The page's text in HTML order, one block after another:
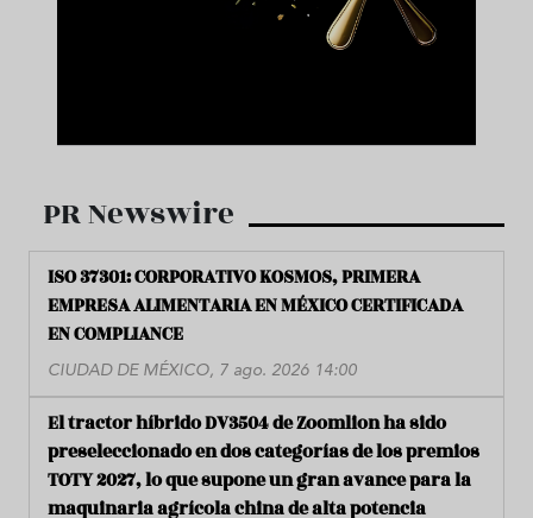
PR Newswire
ISO 37301: CORPORATIVO KOSMOS, PRIMERA
EMPRESA ALIMENTARIA EN MÉXICO CERTIFICADA
EN COMPLIANCE
CIUDAD DE MÉXICO, 7 ago. 2026 14:00
El tractor híbrido DV3504 de Zoomlion ha sido
preseleccionado en dos categorías de los premios
TOTY 2027, lo que supone un gran avance para la
maquinaria agrícola china de alta potencia